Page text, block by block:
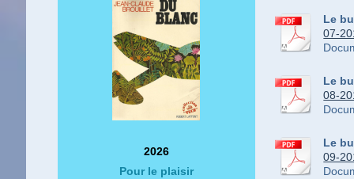
Le
07-
Le
08-
Le
09-
2026
Pour le plaisir